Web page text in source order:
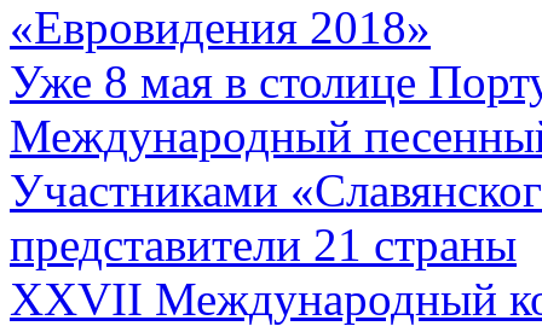
«Евровидения 2018»
Уже 8 мая в столице
Международный
Участниками
представители 21 страны
XXVII Международный